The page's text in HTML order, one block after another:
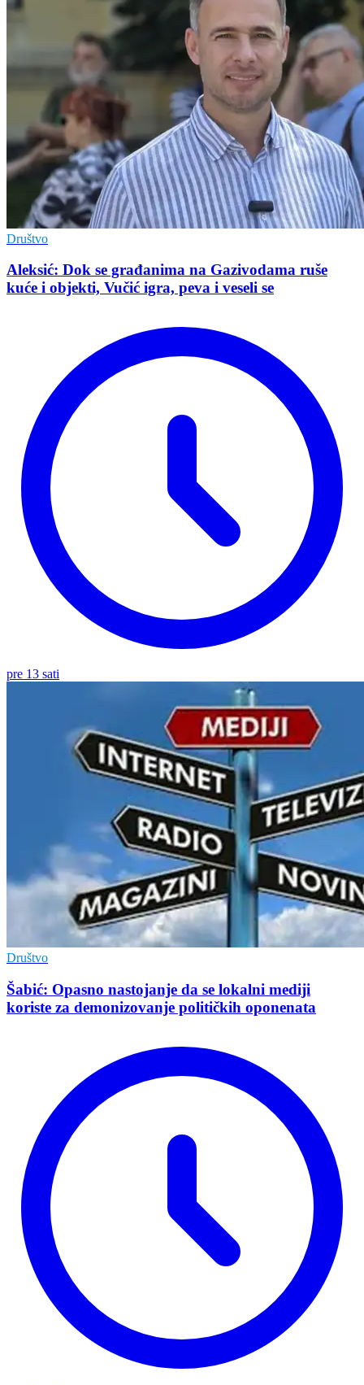
Društvo
Aleksić: Dok se građanima na Gazivodama ruše
kuće i objekti, Vučić igra, peva i veseli se
pre 13 sati
Društvo
Šabić: Opasno nastojanje da se lokalni mediji
koriste za demonizovanje političkih oponenata